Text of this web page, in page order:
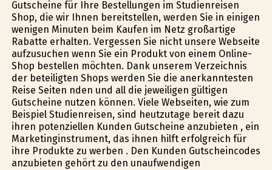
Gutscheine für Ihre Bestellungen im Studienreisen
Shop, die wir Ihnen bereitstellen, werden Sie in einigen
wenigen Minuten beim Kaufen im Netz großartige
Rabatte erhalten. Vergessen Sie nicht unsere Webseite
aufzusuchen wenn Sie ein Produkt von einem Online-
Shop bestellen möchten. Dank unserem Verzeichnis
der beteiligten Shops werden Sie die anerkanntesten
Reise Seiten finden und all die jeweiligen gültigen
Gutscheine nutzen können. Viele Webseiten, wie zum
Beispiel Studienreisen, sind heutzutage bereit dazu
ihren potenziellen Kunden Gutscheine anzubieten , ein
Marketinginstrument, das ihnen hilft erfolgreich für
ihre Produkte zu werben . Den Kunden Gutscheincodes
anzubieten gehört zu den unaufwendigen